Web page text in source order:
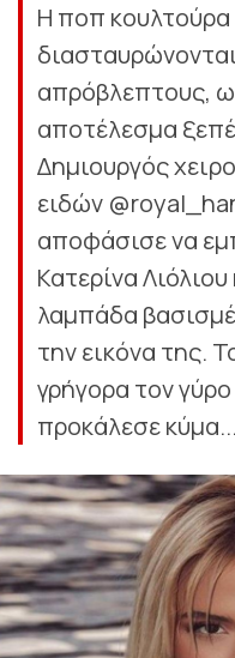
Η ποπ κουλτούρα
απρόβλεπτους,
αποτέλεσμα
Δημιουργός
ειδών
αποφάσισε να
Κατερίνα
λαμπάδα
την εικόνα της.
γρήγορα τον
προκάλεσε κύμα...